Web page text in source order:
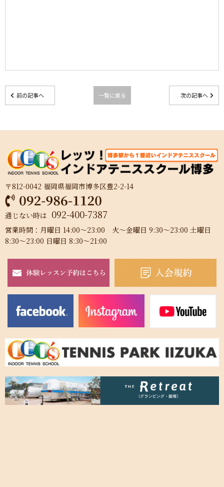
前の記事へ 一覧に戻る 次の記事へ
〒812-0042 福岡県福岡市博多区豊2-2-14
通じない時は 092-400-7387
営業時間：月曜日 14:00～23:00 火～金曜日 9:30～23:00 土曜日
8:30～23:00 日曜日 8:30～21:00